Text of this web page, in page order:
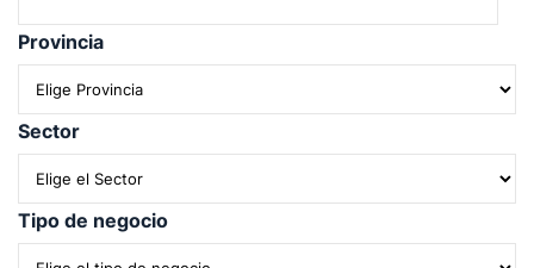
Provincia
Sector
Tipo de negocio